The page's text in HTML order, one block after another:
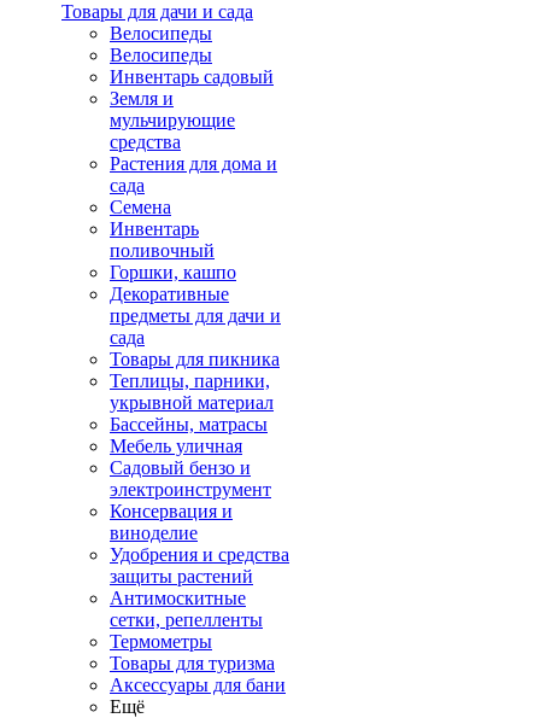
Товары для дачи и сада
Велосипеды
Велосипеды
Инвентарь садовый
Земля и
мульчирующие
средства
Растения для дома и
сада
Семена
Инвентарь
поливочный
Горшки, кашпо
Декоративные
предметы для дачи и
сада
Товары для пикника
Теплицы, парники,
укрывной материал
Бассейны, матрасы
Мебель уличная
Садовый бензо и
электроинструмент
Консервация и
виноделие
Удобрения и средства
защиты растений
Антимоскитные
сетки, репелленты
Термометры
Товары для туризма
Аксессуары для бани
Ещё